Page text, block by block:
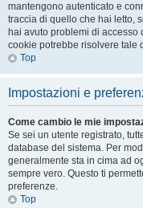
mantengono autenticato e
traccia di quello che hai letto,
hai avuto problemi di
cookie potrebbe risolvere tale
Top
Impostazioni e
Come cambio le mie
Se sei un utente registrato,
database del sistema. Per
generalmente sta in cima ad
sempre vero. Questo ti
preferenze.
Top